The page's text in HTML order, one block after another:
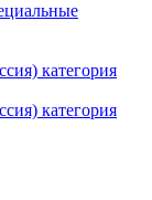
категория
категория